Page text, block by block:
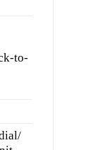
to-